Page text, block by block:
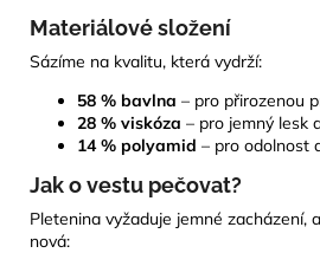
Materiálové složení
Sázíme na kvalitu, která vydrží:
58 % bavlna – pro přirozenou
28 % viskóza – pro jemný lesk
14 % polyamid – pro odolnost
Jak o vestu pečovat?
Pletenina vyžaduje jemné zacházení,
nová: